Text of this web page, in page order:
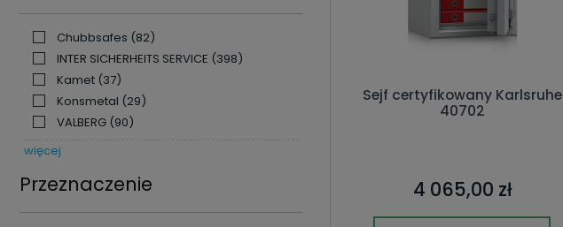
Chubbsafes (82)
INTER SICHERHEITS SERVICE (398)
Kamet (37)
Konsmetal (29)
VALBERG (90)
więcej
Przeznaczenie
Sejf certyfikowany Karlsruhe
40702
4 065,00 zł